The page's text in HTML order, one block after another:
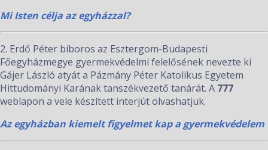
Mi Isten célja az egyházzal?
2. Erdő Péter bíboros az Esztergom-Budapesti
Főegyházmegye gyermekvédelmi felelősének nevezte ki
Gájer László atyát a Pázmány Péter Katolikus Egyetem
Hittudományi Karának tanszékvezető tanárát. A 777
weblapon a vele készített interjút olvashatjuk.
Az egyházban kiemelt figyelmet kap a gyermekvédelem